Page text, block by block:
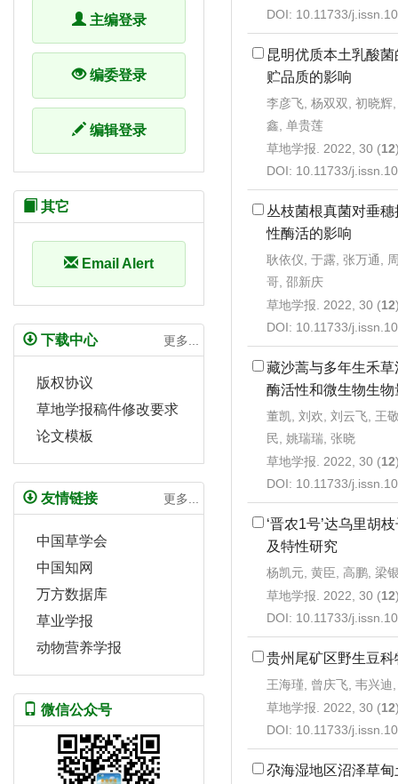
DOI: 10.11733/
昆明优质本土乳酸
贮品质的影响
李彦飞, 杨双双, 初晓辉
鑫, 单贵莲
草地学报. 2022, 30 (12
DOI: 10.11733/
丛枝菌根真菌对垂
性酶活的影响
耿依仪, 于露, 张万通,
哥, 邵新庆
草地学报. 2022, 30 (12
DOI: 10.11733/
藏沙蒿与多年生禾
酶活性和微生物生物
董凯, 刘欢, 刘云飞, 王
民, 姚瑞瑞, 张晓
草地学报. 2022, 30 (12
DOI: 10.11733/
‘晋农1号’达乌里胡
及特性研究
杨凯元, 黄臣, 高鹏, 梁
草地学报. 2022, 30 (12
DOI: 10.11733/
贵州尾矿区野生豆
王海瑾, 曾庆飞, 韦兴
草地学报. 2022, 30 (12
DOI: 10.11733/
尕海湿地区沼泽草
主编登录
编委登录
编辑登录
其它
Email Alert
下载中心 更多...
版权协议
草地学报稿件修改要求
论文模板
友情链接 更多...
中国草学会
中国知网
万方数据库
草业学报
动物营养学报
微信公众号